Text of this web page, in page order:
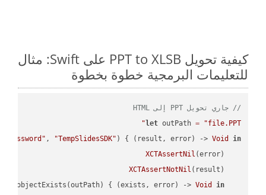
كيفية تحويل PPT to XLSB على Swift: مثال
للتعليمات البرمجية خطوة بخطوة
// جاري تحويل PPT إلى HTML
let outPath =
"file.PPT"
"password" , "TempSlidesSDK" ) { (result, error) -> Void
in
XCTAssertNil
XCTAssertNotNil
.objectExists(outPath) { (exists, error) -> Void
in